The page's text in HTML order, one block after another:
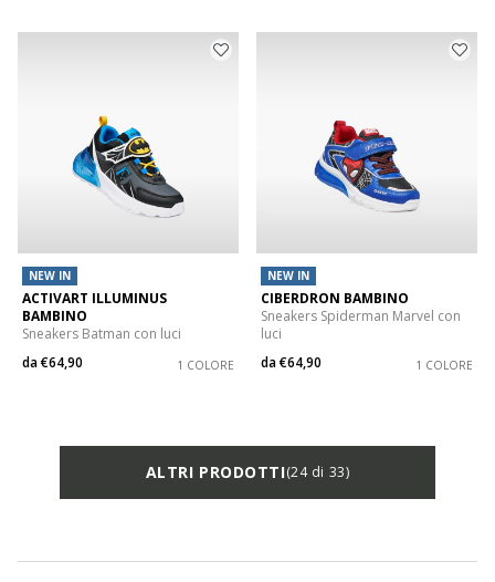
NEW IN
ACTIVART ILLUMINUS
BAMBINO
Sneakers Batman con luci
da€64,90 1 COLORE
NEW IN
CIBERDRON BAMBINO
Sneakers Spiderman Marvel con
luci
da€64,90 1 COLORE
ALTRI PRODOTTI(24 di 33)